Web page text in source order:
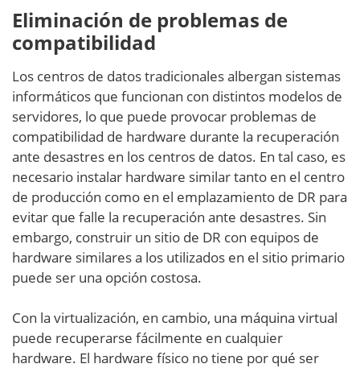
Eliminación de problemas de
compatibilidad
Los centros de datos tradicionales albergan sistemas
informáticos que funcionan con distintos modelos de
servidores, lo que puede provocar problemas de
compatibilidad de hardware durante la recuperación
ante desastres en los centros de datos. En tal caso, es
necesario instalar hardware similar tanto en el centro
de producción como en el emplazamiento de DR para
evitar que falle la recuperación ante desastres. Sin
embargo, construir un sitio de DR con equipos de
hardware similares a los utilizados en el sitio primario
puede ser una opción costosa.
Con la virtualización, en cambio, una máquina virtual
puede recuperarse fácilmente en cualquier
hardware. El hardware físico no tiene por qué ser